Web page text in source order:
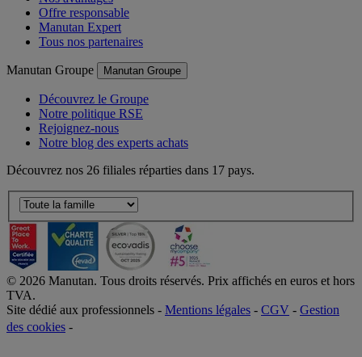
Offre responsable
Manutan Expert
Tous nos partenaires
Manutan Groupe Manutan Groupe
Découvrez le Groupe
Notre politique RSE
Rejoignez-nous
Notre blog des experts achats
Découvrez nos 26 filiales réparties dans 17 pays.
© 2026 Manutan. Tous droits réservés. Prix affichés en euros et hors
TVA.
Site dédié aux professionnels - Mentions légales - CGV - Gestion
des cookies -